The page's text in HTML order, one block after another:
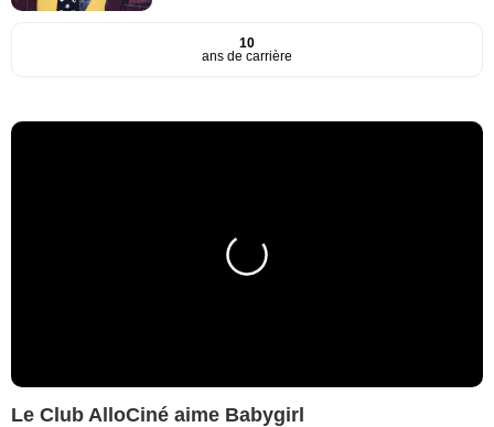
10
ans de carrière
Le Club AlloCiné aime Babygirl